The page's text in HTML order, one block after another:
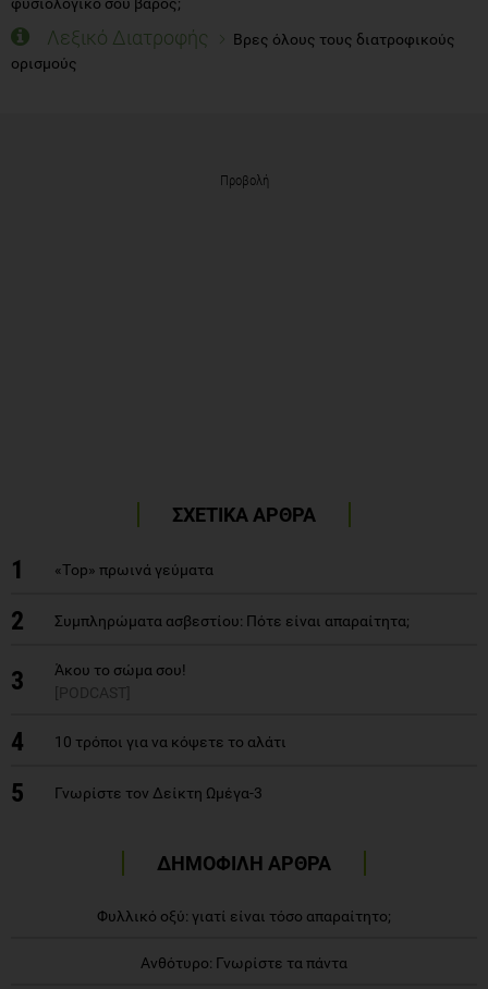
Λεξικό Διατροφής
Βρες όλους τους διατροφικούς
ορισμούς
Προβολή
ΣΧΕΤΙΚΑ ΑΡΘΡΑ
1 «Τop» πρωινά γεύματα
2 Συμπληρώματα ασβεστίου: Πότε είναι απαραίτητα;
3
Άκου το σώμα σου!
[PODCAST]
4 10 τρόποι για να κόψετε το αλάτι
5 Γνωρίστε τον Δείκτη Ωμέγα-3
ΔΗΜΟΦΙΛΗ ΑΡΘΡΑ
Φυλλικό οξύ: γιατί είναι τόσο απαραίτητο;
Ανθότυρο: Γνωρίστε τα πάντα